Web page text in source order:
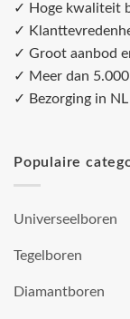
✓ Hoge kwaliteit
✓
✓ Groot aanbod
✓ Meer dan
✓ Bezorging in NL
Populaire
Universeelboren
Tegelboren
Diamantboren